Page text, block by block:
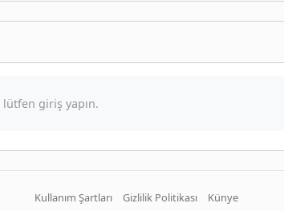
giriş yapın.
Kullanım Şartları Gizlilik Politikası Künye